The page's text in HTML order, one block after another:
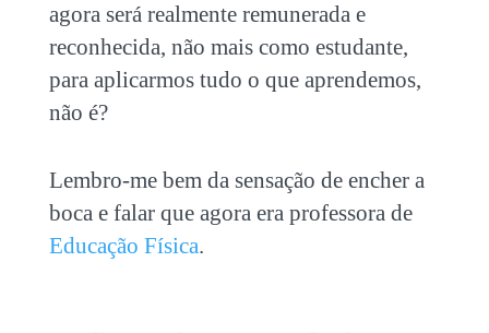
agora será realmente remunerada e
reconhecida, não mais como estudante,
para aplicarmos tudo o que aprendemos,
não é?
Lembro-me bem da sensação de encher a
boca e falar que agora era professora de
Educação Física.